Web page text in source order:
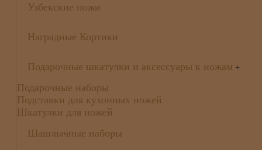
Узбекские ножи
Наградные Кортики
Подарочные шкатулки и аксессуары к ножам +
Подарочные наборы
Подставки для кухонных ножей
Шкатулки для ножей
Шашлычные наборы